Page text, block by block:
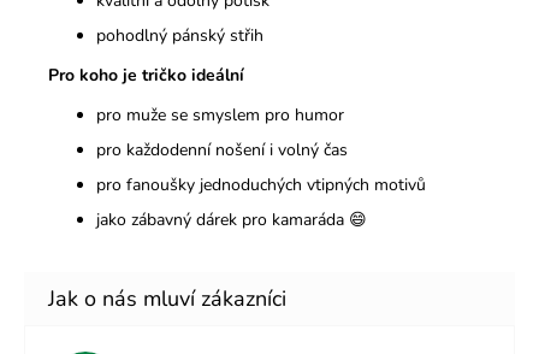
pohodlný pánský střih
Pro koho je tričko ideální
pro muže se smyslem pro humor
pro každodenní nošení i volný čas
pro fanoušky jednoduchých vtipných motivů
jako zábavný dárek pro kamaráda 😄